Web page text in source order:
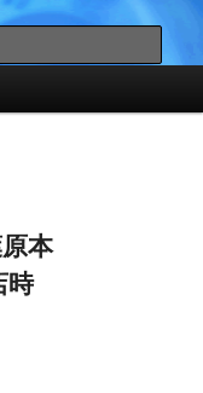
対応）
サイト
索
本
時